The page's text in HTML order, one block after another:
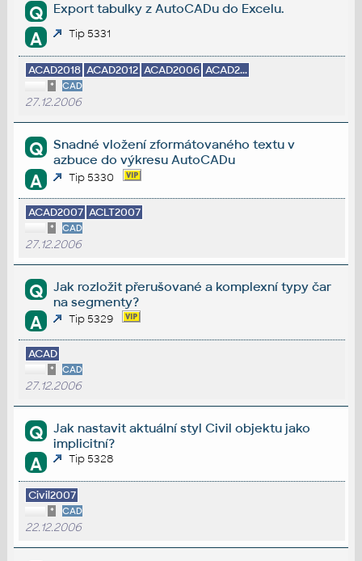
Q Export tabulky z AutoCADu do Excelu.
A Tip 5331
ACAD2018 ACAD2012 ACAD2006 ACAD2...
* CAD
27.12.2006
Q
Snadné vložení zformátovaného textu v
azbuce do výkresu AutoCADu
A Tip 5330
ACAD2007 ACLT2007
* CAD
27.12.2006
Q
Jak rozložit přerušované a komplexní typy čar
na segmenty?
A Tip 5329
ACAD
* CAD
27.12.2006
Q
Jak nastavit aktuální styl Civil objektu jako
implicitní?
A Tip 5328
Civil2007
* CAD
22.12.2006